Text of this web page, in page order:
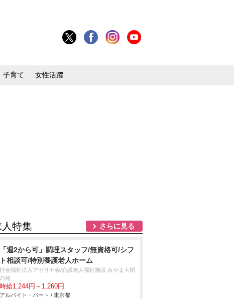
子育て 女性活躍
特集 さらに見る
「週2から可」調理スタッフ/無資格可/シフ
ト相談可/特別養護老人ホーム
社会福祉法人アゼリヤ会/介護老人福祉施設 みやま大樹
の苑
時給1,244円～1,260円
アルバイト・パート / 東京都